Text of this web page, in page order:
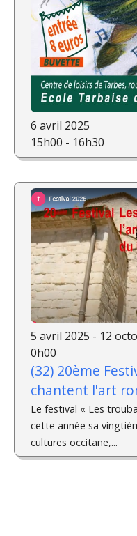
6 avril 2025
15h00 - 16h30
5 avril 2025 - 12
0h00
(32) 20ème
chantent l'art
Le festival « Les
cette année sa
cultures occitane,...